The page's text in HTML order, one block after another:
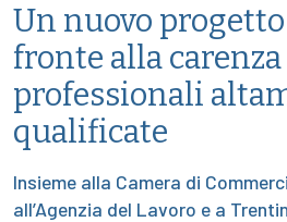
Un nuovo
fronte alla
professionali
qualificate
Insieme alla Camera di
all’Agenzia del Lavoro e a